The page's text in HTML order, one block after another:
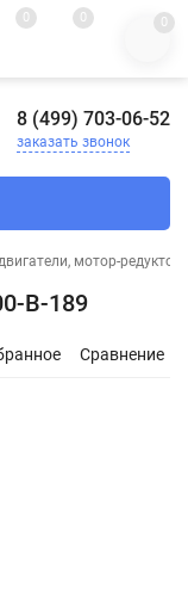
0 0 0
8 (499) 703-06-52
заказать звонок
мотор-
B-189
Сравнение